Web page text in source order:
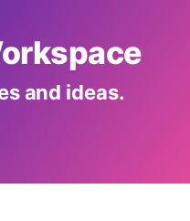
and ideas.